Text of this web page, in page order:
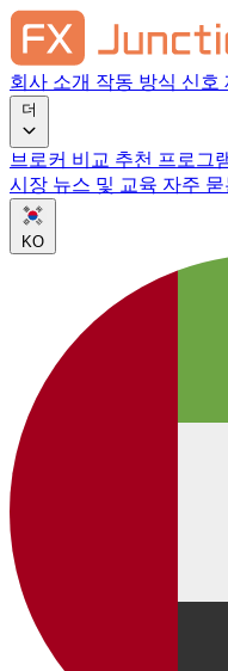
회사 소개 작동 방식 신호
브로커 비교 추천 프로그
시장 뉴스 및 교육 자주
KO